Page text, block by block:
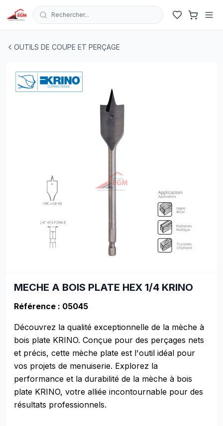
Rechercher...
OUTILS DE COUPE ET PERÇAGE
MECHE A BOIS PLATE HEX 1/4 KRINO
Référence : 05045
Découvrez la qualité exceptionnelle de la mèche à
bois plate KRINO. Conçue pour des perçages nets
et précis, cette mèche plate est l'outil idéal pour
vos projets de menuiserie. Explorez la
performance et la durabilité de la mèche à bois
plate KRINO, votre alliée incontournable pour des
résultats professionnels.